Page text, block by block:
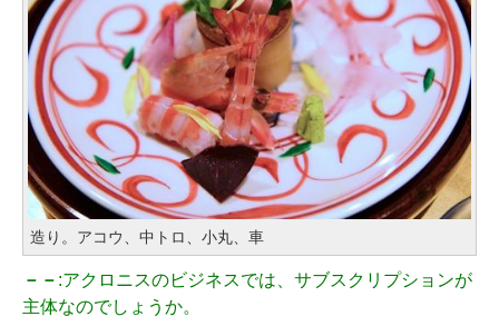
造り。アコウ、中トロ、小丸、車
－－ :アクロニスのビジネスでは、サブスクリプションが
主体なのでしょうか。